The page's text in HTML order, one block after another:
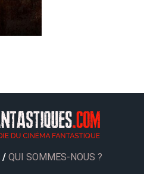
/ QUI SOMMES-NOUS ?